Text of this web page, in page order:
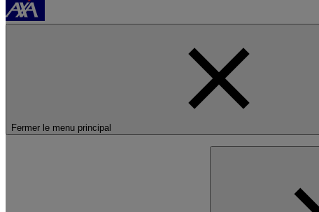
Fermer le menu principal